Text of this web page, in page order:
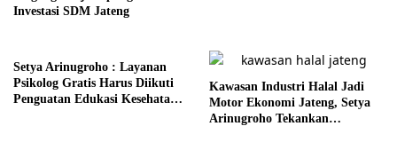
Investasi SDM Jateng
Setya Arinugroho : Layanan
Psikolog Gratis Harus Diikuti
Penguatan Edukasi Kesehatan
Kawasan Industri Halal Jadi
Motor Ekonomi Jateng, Setya
Arinugroho Tekankan